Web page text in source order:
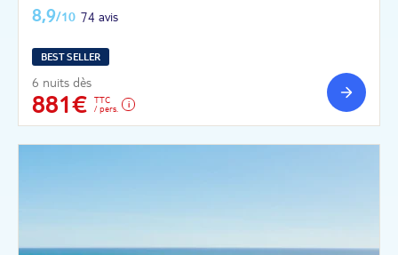
8,9/10 74 avis
BEST SELLER
6 nuits dès
881€
TTC
/ pers.